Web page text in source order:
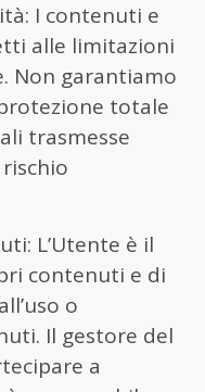
I contenuti e
alle limitazioni
Non garantiamo
totale
trasmesse
L’Utente è il
contenuti e di
o
Il gestore del
a